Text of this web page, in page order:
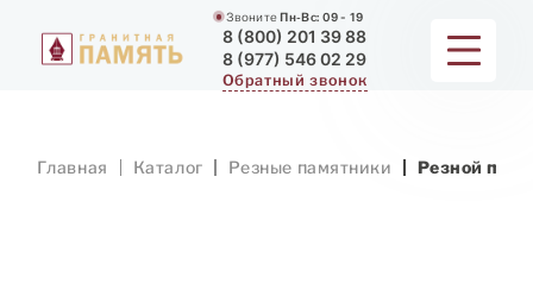
ЗвонитеПн-Вс: 09 - 19
8 (800) 201 39 88
8 (977) 546 02 29
Обратный звонок
Главная Каталог Резные памятники Резной